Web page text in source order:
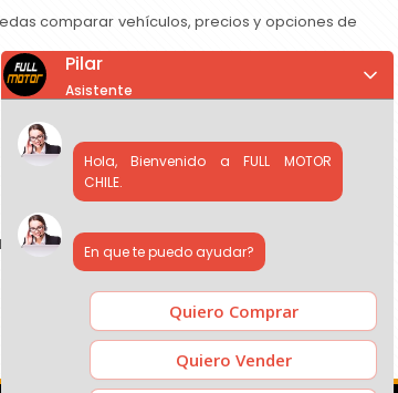
comparar vehículos, precios y opciones de
concesionario, comparar precios y contactar
Pilar
Asistente
Hola, Bienvenido a FULL MOTOR
CHILE.
En que te puedo ayudar?
Quiero Comprar
Quiero Vender